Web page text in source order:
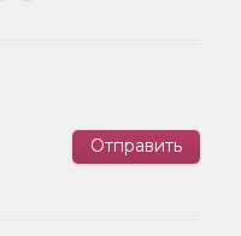
Отправить